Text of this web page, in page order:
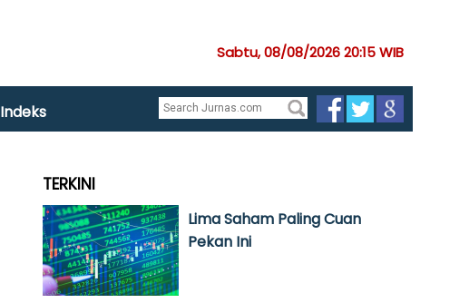
Sabtu, 08/08/2026 20:15 WIB
Indeks
TERKINI
Lima Saham Paling Cuan
Pekan Ini